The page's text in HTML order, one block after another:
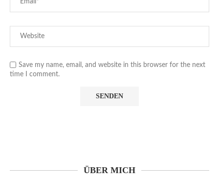
Save my name, email, and website in this browser for the next
time I comment.
ÜBER MICH